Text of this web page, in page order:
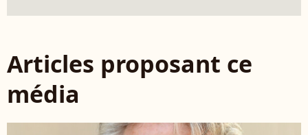
Articles proposant ce
média